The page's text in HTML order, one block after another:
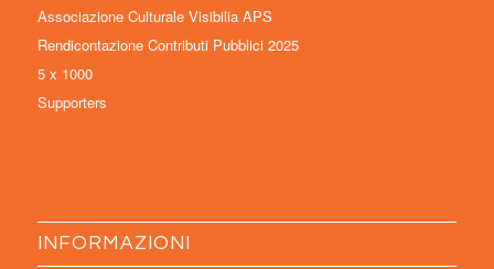
Associazione Culturale Visibilia APS
Rendicontazione Contributi Pubblici 2025
5 x 1000
Supporters
INFORMAZIONI